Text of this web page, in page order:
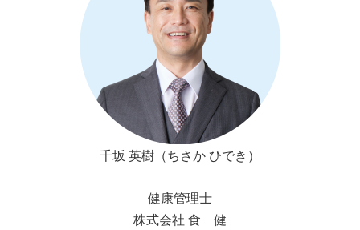
千坂 英樹（ちさか ひでき）
健康管理士
株式会社 食 健